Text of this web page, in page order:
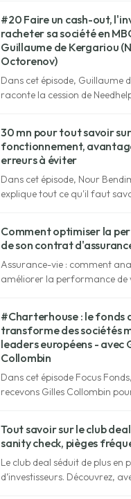
#20 Faire un cash-out,
racheter sa société en
Guillaume de Kergariou
Octorenov)
Dans cet épisode, Guillaume
raconte la cession de
l’entreprise en MBO quatre
30 mn pour tout savoir sur
fonctionnement,
erreurs à éviter
Dans cet épisode, Nour
explique tout ce qu'il faut
Comment optimiser la
de son contrat
Assurance-vie : comment
améliorer la performance de
#Charterhouse : le fonds
transforme des sociétés
leaders européens - avec
Collombin
Dans cet épisode Focus
recevons Gilles Collombin
croissance.
Tout savoir sur le club
sanity check, pièges
Le club deal séduit de plus en
d’investisseurs. Découvrez,